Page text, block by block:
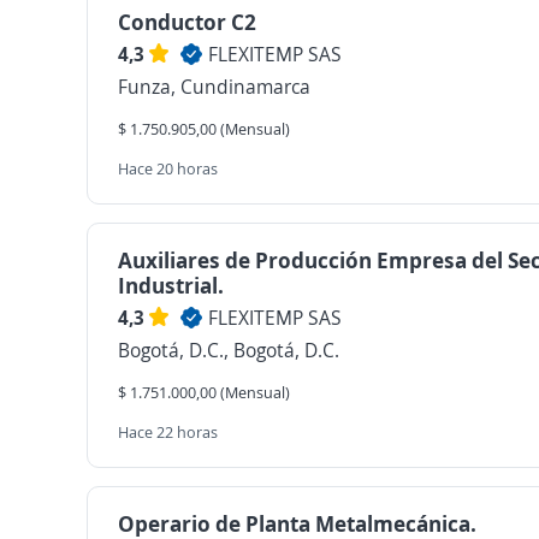
Conductor C2
4,3
FLEXITEMP SAS
Funza, Cundinamarca
$ 1.750.905,00 (Mensual)
Hace 20 horas
Auxiliares de Producción Empresa del
Industrial.
4,3
FLEXITEMP SAS
Bogotá, D.C., Bogotá, D.C.
$ 1.751.000,00 (Mensual)
Hace 22 horas
Operario de Planta Metalmecánica.